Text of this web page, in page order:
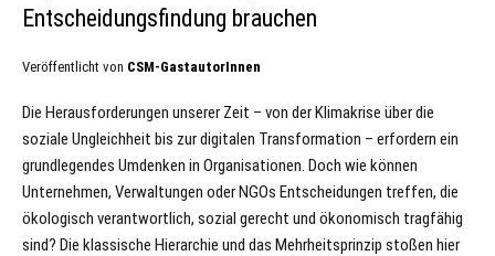
Entscheidungsfindung brauchen
Veröffentlicht von CSM-GastautorInnen
Die Herausforderungen unserer Zeit – von der Klimakrise über die
soziale Ungleichheit bis zur digitalen Transformation – erfordern ein
grundlegendes Umdenken in Organisationen. Doch wie können
Unternehmen, Verwaltungen oder NGOs Entscheidungen treffen, die
ökologisch verantwortlich, sozial gerecht und ökonomisch tragfähig
sind? Die klassische Hierarchie und das Mehrheitsprinzip stoßen hier